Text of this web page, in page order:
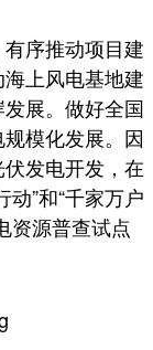
序推动项目建
上风电基地建
展。做好全国
模化发展。因
发电开发，在
”和“千家万户
资源普查试点